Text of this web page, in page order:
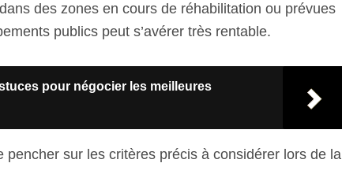
des zones en cours de réhabilitation ou prévues
publics peut s’avérer très rentable.
pour négocier les meilleures
pencher sur les critères précis à considérer lors de la